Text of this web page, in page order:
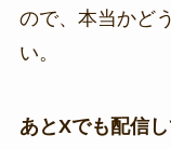
ので、本当かど
い。
あとXでも配信し